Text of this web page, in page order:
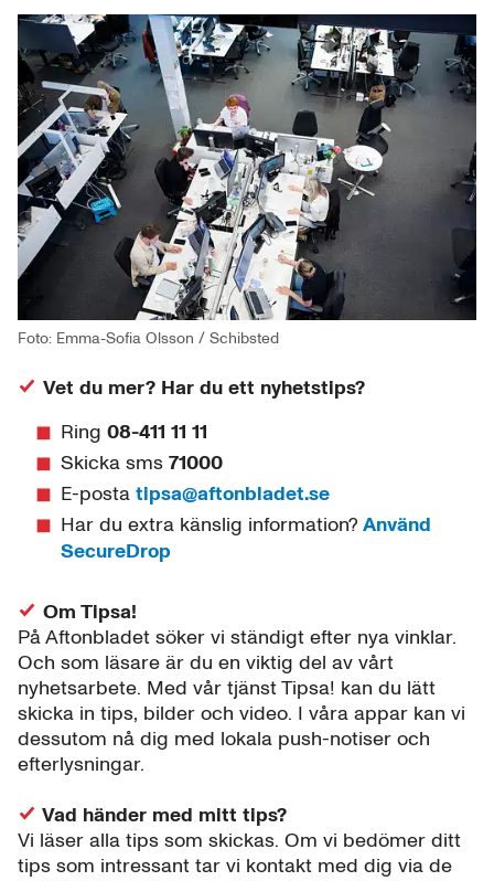
Foto: Emma-Sofia Olsson / Schibsted
Vet du mer? Har du ett nyhetstips?
Ring 08-411 11 11
Skicka sms 71000
E-posta tipsa@aftonbladet.se
Har du extra känslig information? Använd
SecureDrop
Om Tipsa!
På Aftonbladet söker vi ständigt efter nya vinklar.
Och som läsare är du en viktig del av vårt
nyhetsarbete. Med vår tjänst Tipsa! kan du lätt
skicka in tips, bilder och video. I våra appar kan vi
dessutom nå dig med lokala push-notiser och
efterlysningar.
Vad händer med mitt tips?
Vi läser alla tips som skickas. Om vi bedömer ditt
tips som intressant tar vi kontakt med dig via de